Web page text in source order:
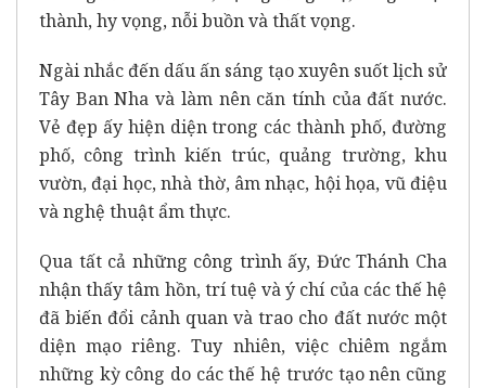
thành, hy vọng, nỗi buồn và thất vọng.
Ngài nhắc đến dấu ấn sáng tạo xuyên suốt lịch sử
Tây Ban Nha và làm nên căn tính của đất nước.
Vẻ đẹp ấy hiện diện trong các thành phố, đường
phố, công trình kiến trúc, quảng trường, khu
vườn, đại học, nhà thờ, âm nhạc, hội họa, vũ điệu
và nghệ thuật ẩm thực.
Qua tất cả những công trình ấy, Đức Thánh Cha
nhận thấy tâm hồn, trí tuệ và ý chí của các thế hệ
đã biến đổi cảnh quan và trao cho đất nước một
diện mạo riêng. Tuy nhiên, việc chiêm ngắm
những kỳ công do các thế hệ trước tạo nên cũng